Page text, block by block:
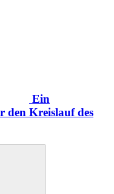
Ein
den Kreislauf des